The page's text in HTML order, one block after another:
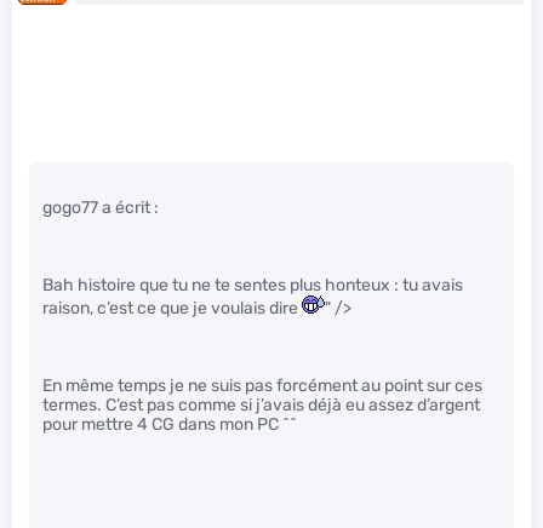
gogo77 a écrit :
Bah histoire que tu ne te sentes plus honteux : tu avais
raison, c’est ce que je voulais dire
" />
En même temps je ne suis pas forcément au point sur ces
termes. C’est pas comme si j’avais déjà eu assez d’argent
pour mettre 4 CG dans mon PC ^^